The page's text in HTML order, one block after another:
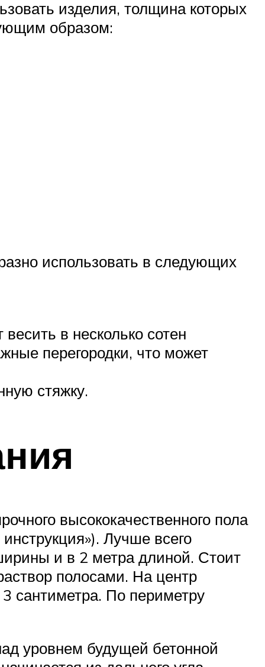
изделия, толщина которых
образом:
использовать в следующих
в несколько сотен
перегородки, что может
стяжку.
высококачественного пола
Лучше всего
и в 2 метра длиной. Стоит
полосами. На центр
сантиметра. По периметру
уровнем будущей бетонной